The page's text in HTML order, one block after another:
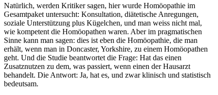
Natürlich, werden Kritiker sagen, hier wurde Homöopathie im
Gesamtpaket untersucht: Konsultation, diätetische Anregungen,
soziale Unterstützung plus Kügelchen, und man weiss nicht mal,
wie kompetent die Homöopathen waren. Aber im pragmatischen
Sinne kann man sagen: dies ist eben die Homöopathie, die man
erhält, wenn man in Doncaster, Yorkshire, zu einem Homöopathen
geht. Und die Studie beantwortet die Frage: Hat das einen
Zusatznutzen zu dem, was passiert, wenn einen der Hausarzt
behandelt. Die Antwort: Ja, hat es, und zwar klinisch und statistisch
bedeutsam.